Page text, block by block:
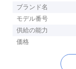
ブランド名
モデル番号
供給の能力
価格